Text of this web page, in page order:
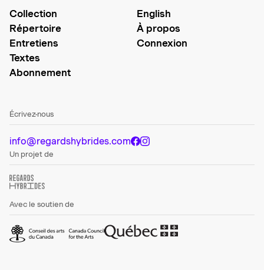
Collection
Répertoire
Entretiens
Textes
Abonnement
English
À propos
Connexion
Écrivez-nous
info@regardshybrides.com
Un projet de
Avec le soutien de